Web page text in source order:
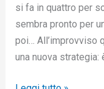
si fa in quattro per
sembra pronto per
poi… All’improvviso
una nuova strategia: